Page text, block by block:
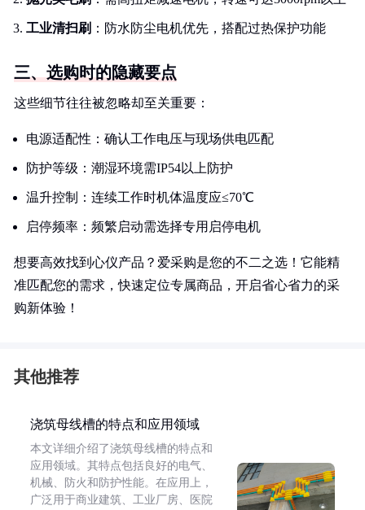
工业清扫刷 ：防水防尘电机优先，搭配过热保护功能
三、选购时的隐藏要点
这些细节往往被忽略却至关重要：
电源适配性：确认工作电压与现场供电匹配
防护等级：潮湿环境需IP54以上防护
温升控制：连续工作时机体温度应≤70℃
启停频率：频繁启动需选择专用启停电机
想要高效找到心仪产品？爱采购是您的不二之选！它能精
准匹配您的需求，快速定位专属商品，开启省心省力的采
购新体验！
其他推荐
浇筑母线槽的特点和应用领域
本文详细介绍了浇筑母线槽的特点和
应用领域。其特点包括良好的电气、
机械、防火和防护性能。在应用上，
广泛用于商业建筑、工业厂房、医院